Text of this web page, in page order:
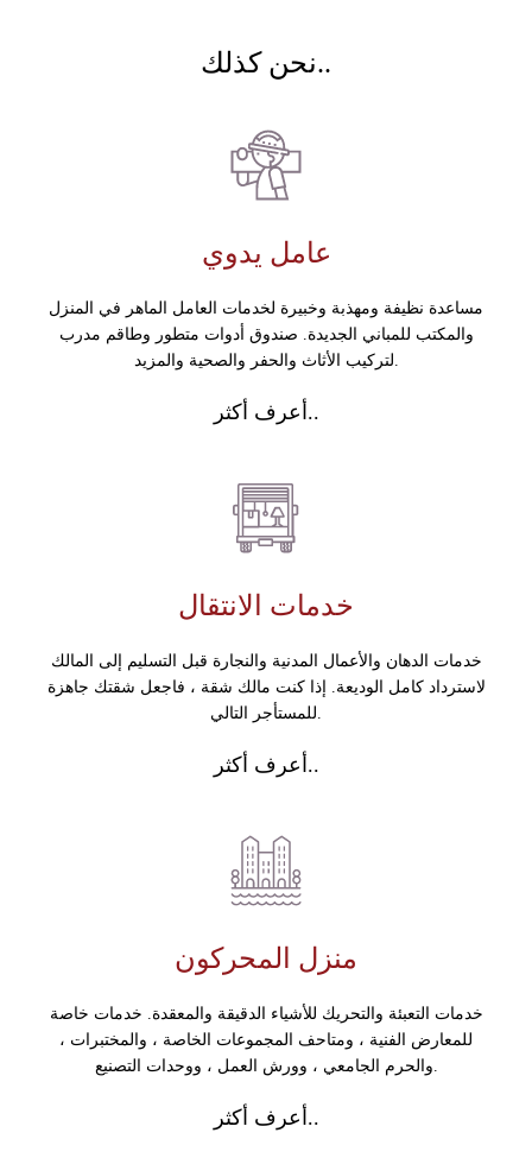
نحن كذلك..
عامل يدوي
مساعدة نظيفة ومهذبة وخبيرة لخدمات العامل الماهر في المنزل
والمكتب للمباني الجديدة. صندوق أدوات متطور وطاقم مدرب
لتركيب الأثاث والحفر والصحية والمزيد.
أعرف أكثر..
خدمات الانتقال
خدمات الدهان والأعمال المدنية والنجارة قبل التسليم إلى المالك
لاسترداد كامل الوديعة. إذا كنت مالك شقة ، فاجعل شقتك جاهزة
للمستأجر التالي.
أعرف أكثر..
منزل المحركون
خدمات التعبئة والتحريك للأشياء الدقيقة والمعقدة. خدمات خاصة
للمعارض الفنية ، ومتاحف المجموعات الخاصة ، والمختبرات ،
والحرم الجامعي ، وورش العمل ، ووحدات التصنيع.
أعرف أكثر..